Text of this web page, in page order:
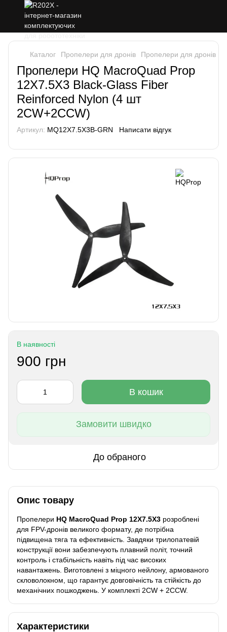
Каталог Пропелери для дронів Пропелери для дронів
Пропелери HQ MacroQuad Prop
12X7.5X3 Black-Glass Fiber
Reinforced Nylon (4 шт
2CW+2CCW)
Артикул: MQ12X7.5X3B-GRN Написати відгук
В наявності
900 грн
В кошик
Замовити швидко
До обраного
Опис товару
Пропелери HQ MacroQuad Prop 12X7.5X3 розроблені
для FPV-дронів великого формату, де потрібна
підвищена тяга та ефективність. Завдяки трилопатевій
конструкції вони забезпечують плавний політ, точний
контроль і стабільність навіть під час високих
навантажень. Виготовлені з міцного нейлону, армованого
скловолокном, що гарантує довговічність та стійкість до
механічних пошкоджень. У комплекті 2CW + 2CCW.
Характеристики